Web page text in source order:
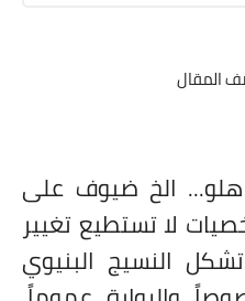
المقال
هلو... الخ ضيوف على
لا تستطيع تغيير
النسيج البنيوي